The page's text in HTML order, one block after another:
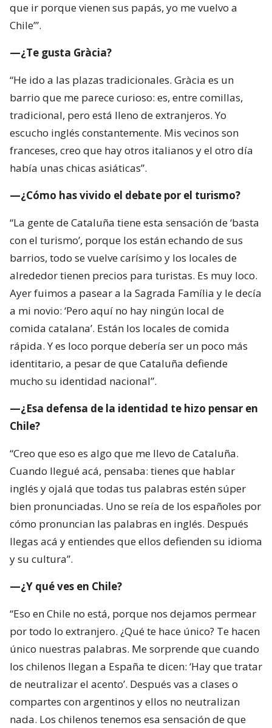
que ir porque vienen sus papás, yo me vuelvo a
Chile’”.
—¿Te gusta Gràcia?
“He ido a las plazas tradicionales. Gràcia es un
barrio que me parece curioso: es, entre comillas,
tradicional, pero está lleno de extranjeros. Yo
escucho inglés constantemente. Mis vecinos son
franceses, creo que hay otros italianos y el otro día
había unas chicas asiáticas”.
—¿Cómo has vivido el debate por el turismo?
“La gente de Cataluña tiene esta sensación de ‘basta
con el turismo’, porque los están echando de sus
barrios, todo se vuelve carísimo y los locales de
alrededor tienen precios para turistas. Es muy loco.
Ayer fuimos a pasear a la Sagrada Família y le decía
a mi novio: ‘Pero aquí no hay ningún local de
comida catalana’. Están los locales de comida
rápida. Y es loco porque debería ser un poco más
identitario, a pesar de que Cataluña defiende
mucho su identidad nacional”.
—¿Esa defensa de la identidad te hizo pensar en
Chile?
“Creo que eso es algo que me llevo de Cataluña.
Cuando llegué acá, pensaba: tienes que hablar
inglés y ojalá que todas tus palabras estén súper
bien pronunciadas. Uno se reía de los españoles por
cómo pronuncian las palabras en inglés. Después
llegas acá y entiendes que ellos defienden su idioma
y su cultura”.
—¿Y qué ves en Chile?
“Eso en Chile no está, porque nos dejamos permear
por todo lo extranjero. ¿Qué te hace único? Te hacen
único nuestras palabras. Me sorprende que cuando
los chilenos llegan a España te dicen: ‘Hay que tratar
de neutralizar el acento’. Después vas a clases o
compartes con argentinos y ellos no neutralizan
nada. Los chilenos tenemos esa sensación de que